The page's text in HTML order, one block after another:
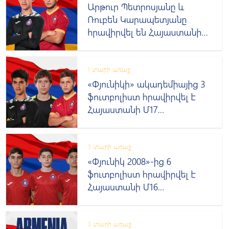
Արթուր Պետրոսյանը և
Ռուբեն Կարապետյանը
հրավիրվել են Հայաստանի
1 տարի առաջ
«Փյունիկի» ակադեմիայից 3
ֆուտբոլիստ հրավիրվել է
Հայաստանի Մ17
3 տարի առաջ
«Փյունիկ 2008»-ից 6
ֆուտբոլիստ հրավիրվել է
Հայաստանի Մ16
3 տարի առաջ